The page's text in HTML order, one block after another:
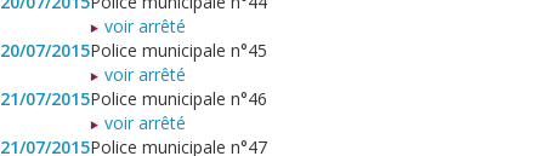
voir arrêté
20/07/2015Police municipale n°45
voir arrêté
21/07/2015Police municipale n°46
voir arrêté
21/07/2015Police municipale n°47